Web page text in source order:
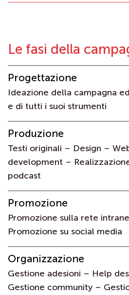
Le fasi della
Progettazione
Ideazione della campagna
e di tutti i suoi strumenti
Produzione
Testi originali – Design –
development –
podcast
Promozione
Promozione sulla rete
Promozione su social media
Organizzazione
Gestione adesioni – Help
Gestione community –